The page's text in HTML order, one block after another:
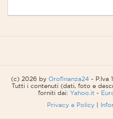
(c) 2026 by Orofinanza24- P.Iva
Tutti i contenuti (dati, foto e
forniti dai: Yahoo.it-
Privacy e Policy